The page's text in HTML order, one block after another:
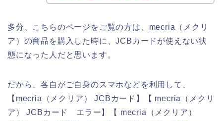
多分、こちらのページをご覧の方は、mecria（メクリ
ア）の商品を購入した時に、JCBカードが使えない状
態になった人だと思います。
だから、各自がご自身のスマホなどを利用して、
【mecria（メクリア） JCBカード】【 mecria（メクリ
ア） JCBカード エラー】【 mecria（メクリア）